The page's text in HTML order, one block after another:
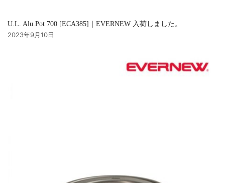
U.L. Alu.Pot 700 [ECA385]｜EVERNEW 入荷しました。
2023年9月10日